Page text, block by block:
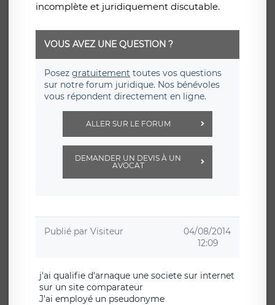
incomplète et juridiquement discutable.
VOUS AVEZ UNE QUESTION ?
Posez gratuitement toutes vos questions
sur notre forum juridique. Nos bénévoles
vous répondent directement en ligne.
ALLER SUR LE FORUM
DEMANDER UN DEVIS À UN
AVOCAT
Publié par Visiteur
04/08/2014
12:09
j'ai qualifie d'arnaque une societe sur internet
sur un site comparateur
J'ai employé un pseudonyme